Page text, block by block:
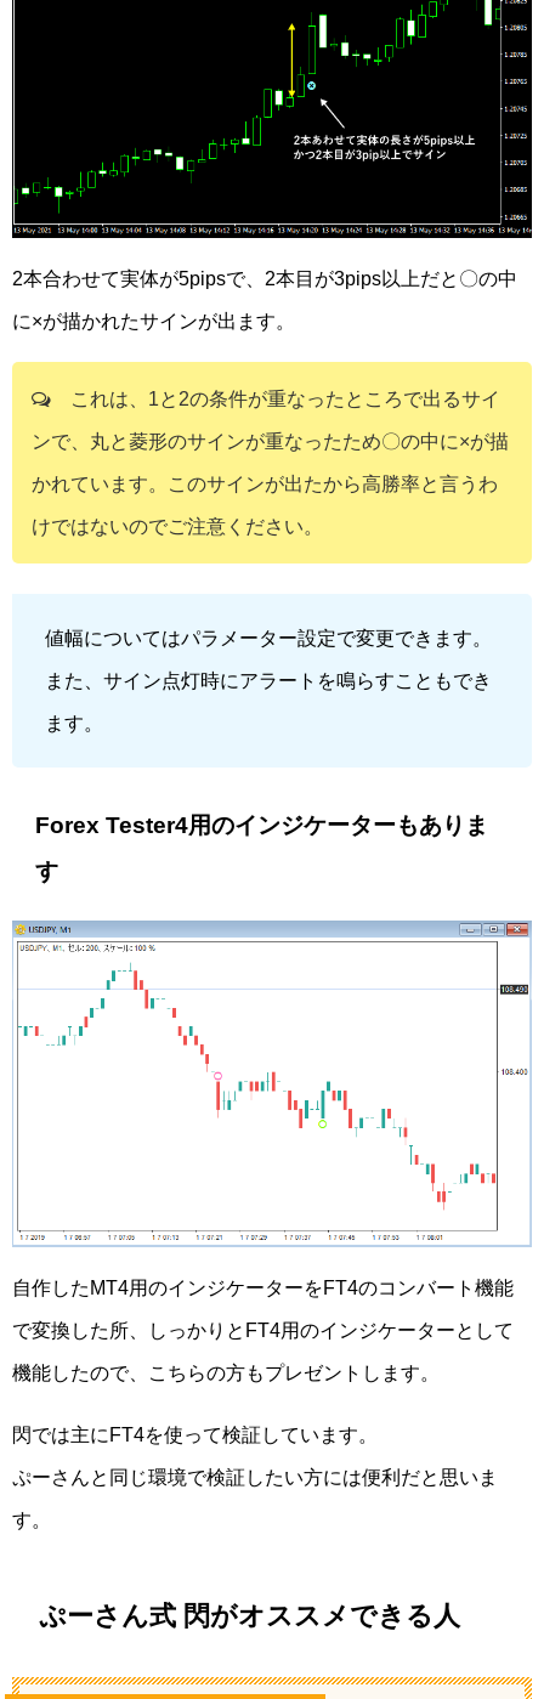
2本合わせて実体が5pipsで、2本目が3pips以上だと〇の中
に×が描かれたサインが出ます。
これは、1と2の条件が重なったところで出るサイ
ンで、丸と菱形のサインが重なったため〇の中に×が描
かれています。このサインが出たから高勝率と言うわ
けではないのでご注意ください。
値幅についてはパラメーター設定で変更できます。
また、サイン点灯時にアラートを鳴らすこともでき
ます。
Forex Tester4用のインジケーターもありま
す
自作したMT4用のインジケーターをFT4のコンバート機能
で変換した所、しっかりとFT4用のインジケーターとして
機能したので、こちらの方もプレゼントします。
閃では主にFT4を使って検証しています。
ぷーさんと同じ環境で検証したい方には便利だと思いま
す。
ぷーさん式 閃がオススメできる人